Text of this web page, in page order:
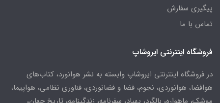
پیگیری سفارش
تماس با ما
فروشگاه اینترنتی ایروشاپ
در فروشگاه اینترنتی ایروشاپ وابسته به نشر هوانورد، کتاب‌های
هوافضا، هوانوردی، نجوم، فضا و فضانوردی، فناوری نظامی، هواپیما،